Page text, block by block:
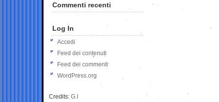
Commenti recenti
Log In
Accedi
Feed dei contenuti
Feed dei commenti
WordPress.org
Credits: G.I